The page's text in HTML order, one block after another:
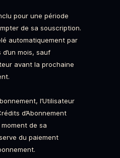
pour une période
de sa souscription.
automatiquement par
mois, sauf
avant la prochaine
l’Utilisateur
d’Abonnement
de sa
du paiement